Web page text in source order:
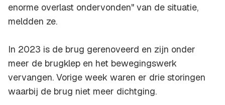
enorme overlast ondervonden" van de situatie,
meldden ze.
In 2023 is de brug gerenoveerd en zijn onder
meer de brugklep en het bewegingswerk
vervangen. Vorige week waren er drie storingen
waarbij de brug niet meer dichtging.